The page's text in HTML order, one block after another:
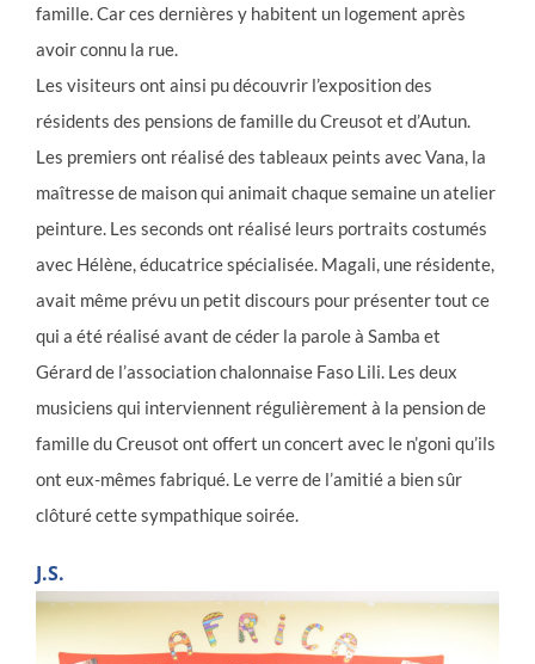
famille. Car ces dernières y habitent un logement après
avoir connu la rue.
Les visiteurs ont ainsi pu découvrir l’exposition des
résidents des pensions de famille du Creusot et d’Autun.
Les premiers ont réalisé des tableaux peints avec Vana, la
maîtresse de maison qui animait chaque semaine un atelier
peinture. Les seconds ont réalisé leurs portraits costumés
avec Hélène, éducatrice spécialisée. Magali, une résidente,
avait même prévu un petit discours pour présenter tout ce
qui a été réalisé avant de céder la parole à Samba et
Gérard de l’association chalonnaise Faso Lili. Les deux
musiciens qui interviennent régulièrement à la pension de
famille du Creusot ont offert un concert avec le n’goni qu’ils
ont eux-mêmes fabriqué. Le verre de l’amitié a bien sûr
clôturé cette sympathique soirée.
J.S.